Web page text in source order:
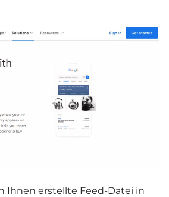
Ihnen erstellte Feed-Datei in